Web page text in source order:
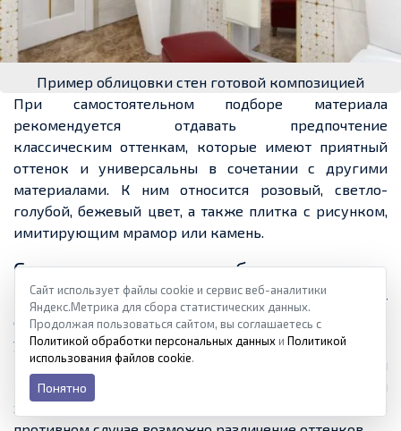
Пример облицовки стен готовой композицией
При самостоятельном подборе материала
рекомендуется отдавать предпочтение
классическим оттенкам, которые имеют приятный
оттенок и универсальны в сочетании с другими
материалами. К ним относится розовый, светло-
голубой, бежевый цвет, а также плитка с рисунком,
имитирующим мрамор или камень.
Сколько плитки потребуется
Кафель – материал не дешевый, поэтому следует
определиться сразу с его количеством. При расчетах
учитывают несколько нюансов. Приобретать плитку
рекомендуется с небольшим запасом, учитывая
вероятность образования брака при подрезке. При
этом материал должен быть из одной партии. В
Сайт использует файлы cookie и сервис веб-аналитики
Яндекс.Метрика для сбора статистических данных.
Продолжая пользоваться сайтом, вы соглашаетесь с
Политикой обработки персональных данных и Политикой
использования файлов cookie.
Понятно